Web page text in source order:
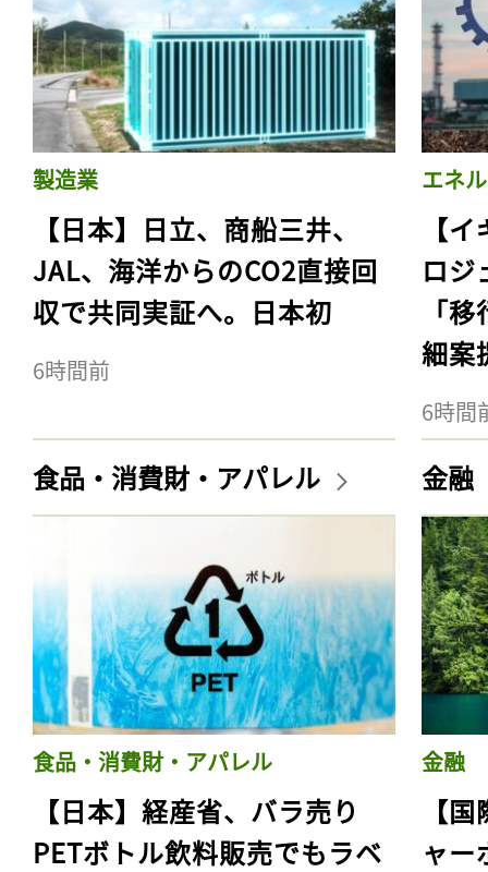
製造業
【日本】日立、商船三井、
JAL、海洋からのCO2直接回
収で共同実証へ。日本初
6時間前
エネ
【
ロジ
「
細案
6時間
食品・消費財・アパレル
食品・消費財・アパレル
【日本】経産省、バラ売り
PETボトル飲料販売でもラベ
金融
金融
【
ャー